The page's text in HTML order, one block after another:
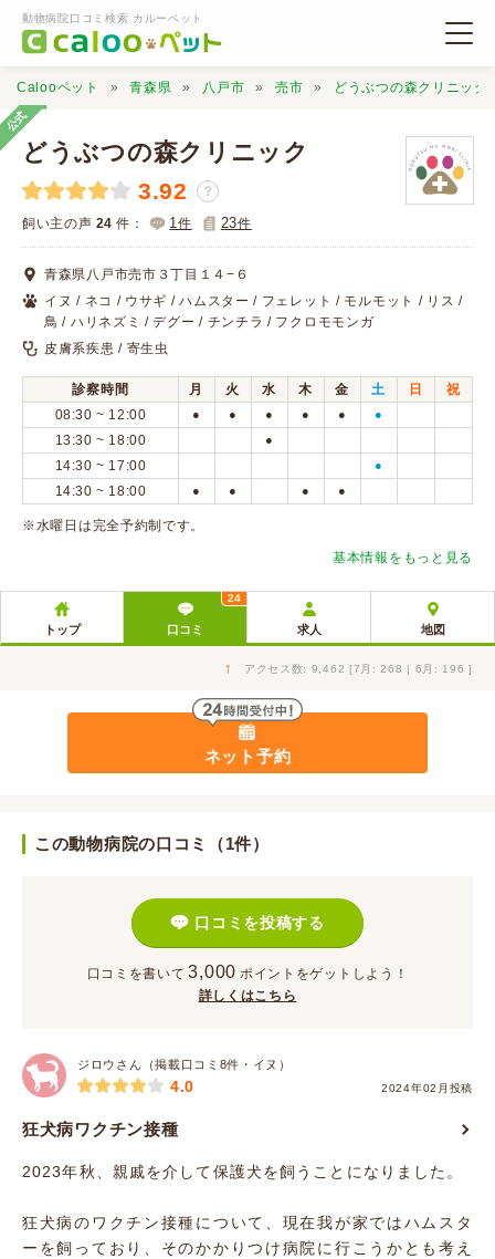
動物病院口コミ検索 カルーペット
動物病院検索
口コミ検索
Calooペットとは？
口コミ投稿
Calooペット 青森県 八戸市 売市 どうぶつの森クリニック
公式
どうぶつの森クリニック
3.92 ？
飼い主の声 24 件： 1件 23件
青森県八戸市売市３丁目１４−６
イヌ / ネコ / ウサギ / ハムスター / フェレット / モルモット / リス /
鳥 / ハリネズミ / デグー / チンチラ / フクロモモンガ
皮膚系疾患 / 寄生虫
診察時間 月 火 水 木 金 土 日
祝
08:30 ~ 12:00
● ● ● ● ● ●
13:30 ~ 18:00 ●
14:30 ~ 17:00 ●
14:30 ~ 18:00 ● ● ● ●
※水曜日は完全予約制です。
基本情報をもっと見る
トップ 口コミ
24
求人 地図
↑ アクセス数: 9,462 [7月: 268 | 6月: 196 ]
ネット予約
この動物病院の口コミ（1件）
口コミを投稿する
口コミを書いて 3,000 ポイント をゲットしよう！
詳しくはこちら
ジロウさん（掲載口コミ8件・イヌ）
2024年02月投稿
4.0
狂犬病ワクチン接種
2023年秋、親戚を介して保護犬を飼うことになりました。
狂犬病のワクチン接種について、現在我が家ではハムスタ
ーを飼っており、そのかかりつけ病院に行こうかとも考え